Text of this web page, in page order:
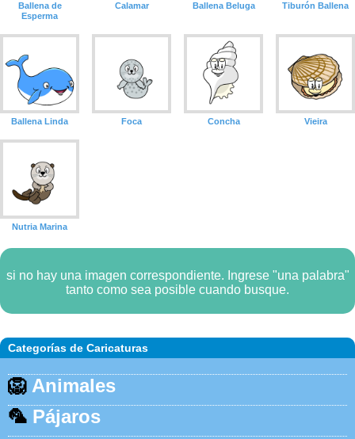
Categorías de Caricaturas
🦁 Animales
🦜 Pájaros
Ballena de
Esperma
Calamar Ballena Beluga Tiburón Ballena
Ballena Linda Foca Concha Vieira
Nutria Marina
si no hay una imagen correspondiente. Ingrese "una palabra"
tanto como sea posible cuando busque.